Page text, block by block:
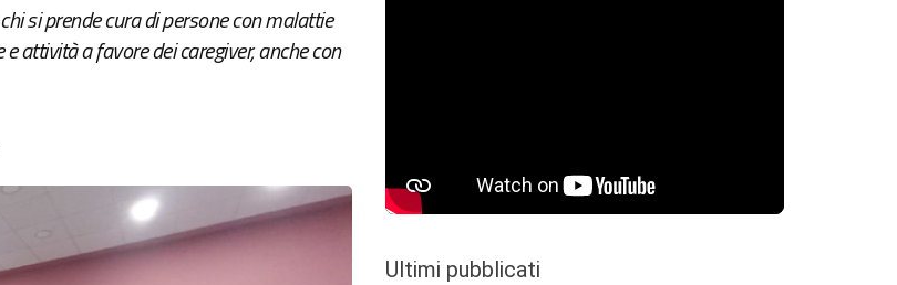
si prende cura di persone con malattie
attività a favore dei caregiver, anche con
Ultimi pubblicati